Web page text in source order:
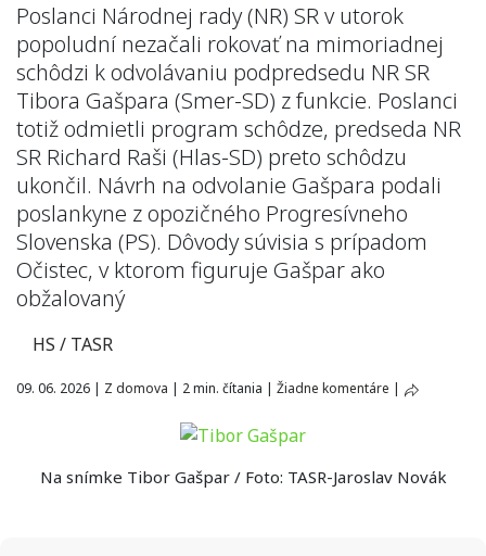
Poslanci Národnej rady (NR) SR v utorok
popoludní nezačali rokovať na mimoriadnej
schôdzi k odvolávaniu podpredsedu NR SR
Tibora Gašpara (Smer-SD) z funkcie. Poslanci
totiž odmietli program schôdze, predseda NR
SR Richard Raši (Hlas-SD) preto schôdzu
ukončil. Návrh na odvolanie Gašpara podali
poslankyne z opozičného Progresívneho
Slovenska (PS). Dôvody súvisia s prípadom
Očistec, v ktorom figuruje Gašpar ako
obžalovaný
HS / TASR
09. 06. 2026 | Z domova | 2 min. čítania | Žiadne komentáre |
Na snímke Tibor Gašpar / Foto: TASR-Jaroslav Novák